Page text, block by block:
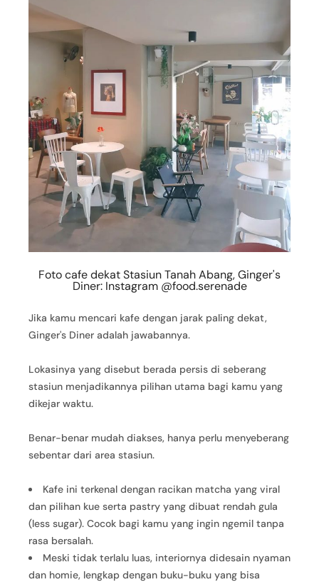
Foto cafe dekat Stasiun Tanah Abang, Ginger's
Diner: Instagram @food.serenade
Jika kamu mencari kafe dengan jarak paling dekat,
Ginger's Diner adalah jawabannya.
Lokasinya yang disebut berada persis di seberang
stasiun menjadikannya pilihan utama bagi kamu yang
dikejar waktu.
Benar-benar mudah diakses, hanya perlu menyeberang
sebentar dari area stasiun.
Kafe ini terkenal dengan racikan matcha yang viral
dan pilihan kue serta pastry yang dibuat rendah gula
(less sugar). Cocok bagi kamu yang ingin ngemil tanpa
rasa bersalah.
Meski tidak terlalu luas, interiornya didesain nyaman
dan homie, lengkap dengan buku-buku yang bisa